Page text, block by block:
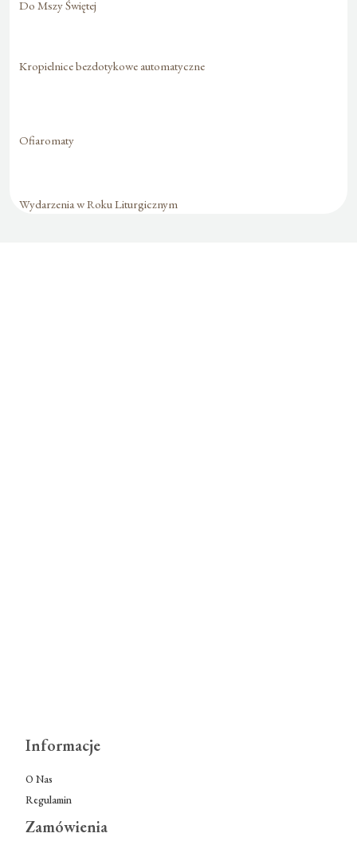
Do Mszy Świętej
Kropielnice bezdotykowe automatyczne
Ofiaromaty
Wydarzenia w Roku Liturgicznym
Informacje
O Nas
Regulamin
Zamówienia